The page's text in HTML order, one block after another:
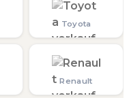
Toyota
Renault